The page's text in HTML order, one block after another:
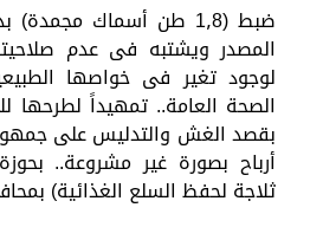
ضبط (1٫8 طن أسماك
المصدر ويشتبه فى عدم
لوجود تغير فى خواصها
الصحة العامة.. تمهيداً لطرحها
بقصد الغش والتدليس على
أرباح بصورة غير مشروعة..
ثلاجة لحفظ السلع الغذائية)